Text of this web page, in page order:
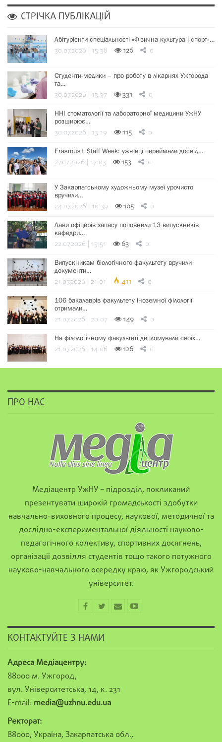
СТРІЧКА ПУБЛІКАЦІЙ
Абітурієнти спеціальності «Фізична культура і спорт»…
30.07.2026 | 15:38 126 0
Студенти-медики – про роботу в лікарнях Ужгорода
та…
30.07.2026 | 13:37 331 0
ННІ стоматології та лабораторної медицини УжНУ
розширює…
30.07.2026 | 13:19 115 0
Erasmus+ Staff Week: ужнівці переймали досвід…
27.07.2026 | 17:03 153 0
У Закарпатському художньому музеї урочисто
вручили…
24.07.2026 | 10:39 105 0
Лави офіцерів запасу поповнили 13 випускників
кафедри…
22.07.2026 | 15:51 63 0
Випускникам біологічного факультету вручили
документи…
21.07.2026 | 21:01 411 0
106 бакалаврів факультету іноземної філології
отримали…
21.07.2026 | 20:07 149 0
На філологічному факультеті дипломували своїх…
21.07.2026 | 14:06 126 0
ПРО НАС
Медіацентр УжНУ – підрозділ, покликаний
презентувати широкій громадськості здобутки
навчально-виховного процесу, наукової, методичної та
дослідно-експериментальної діяльності науково-
педагогічного колективу, спортивних досягнень,
організації дозвілля студентів тощо такого потужного
науково-навчального осередку краю, як Ужгородський
університет.
КОНТАКТУЙТЕ З НАМИ
Адреса Медіацентру:
88000 м. Ужгород,
вул. Університетська, 14, к. 231
E-mail: media@uzhnu.edu.ua
Ректорат:
88000, Україна, Закарпатська обл.,